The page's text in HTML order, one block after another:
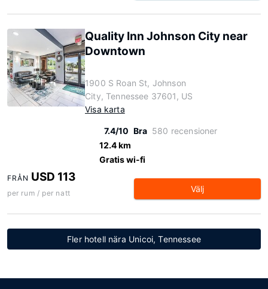
Quality Inn Johnson City near
Downtown
1900 S Roan St, Johnson
City, Tennessee 37601, US
Visa karta
7.4/10 Bra 580 recensioner
12.4 km
Gratis wi-fi
FRÅN USD 113
per rum / per natt Välj
Fler hotell nära Unicoi, Tennessee